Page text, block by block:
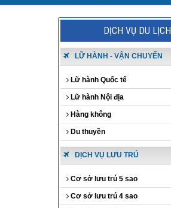
DỊCH VỤ DU LỊCH
LỮ HÀNH - VẬN CHUYỂN
Lữ hành Quốc tế
Lữ hành Nội địa
Hàng không
Du thuyền
DỊCH VỤ LƯU TRÚ
Cơ sở lưu trú 5 sao
Cơ sở lưu trú 4 sao